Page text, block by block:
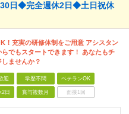
日◆完全週休2日◆土日祝休
！充実の研修体制をご用意 アシスタン
らでもスタートできます！ あなたもチ
しませんか？
迎 学歴不問 ベテランOK
2日 賞与複数月 面接1回